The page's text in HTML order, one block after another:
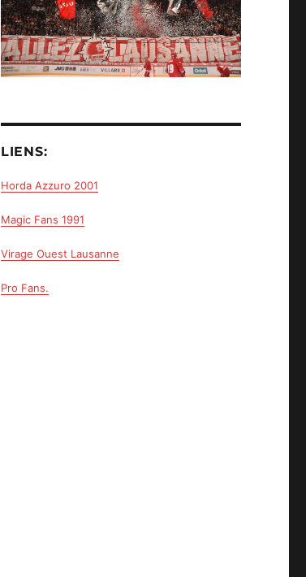
LIENS:
Horda Azzuro 2001
Magic Fans 1991
Virage Ouest Lausanne
Pro Fans.